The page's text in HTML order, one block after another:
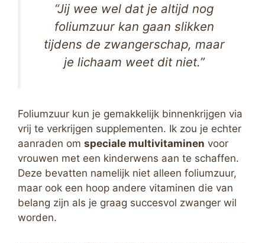
“Jij wee wel dat je altijd nog
foliumzuur kan gaan slikken
tijdens de zwangerschap, maar
je lichaam weet dit niet.”
Foliumzuur kun je gemakkelijk binnenkrijgen via
vrij te verkrijgen supplementen. Ik zou je echter
aanraden om speciale multivitaminen voor
vrouwen met een kinderwens aan te schaffen.
Deze bevatten namelijk niet alleen foliumzuur,
maar ook een hoop andere vitaminen die van
belang zijn als je graag succesvol zwanger wil
worden.